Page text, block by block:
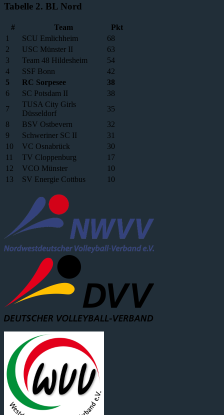
Tabelle 2. BL Nord
# Team
Pkt
1
SCU Emlichheim
68
2
USC Münster II
63
3
Team 48 Hildesheim
54
4
SSF Bonn
42
5
RC Sorpesee
38
6
SC Potsdam II
38
7
TUSA City Girls
Düsseldorf
35
8
BSV Ostbevern
32
9
Schweriner SC II
31
10
VC Osnabrück
30
11
TV Cloppenburg
17
12
VCO Münster
10
13
SV Energie Cottbus 10